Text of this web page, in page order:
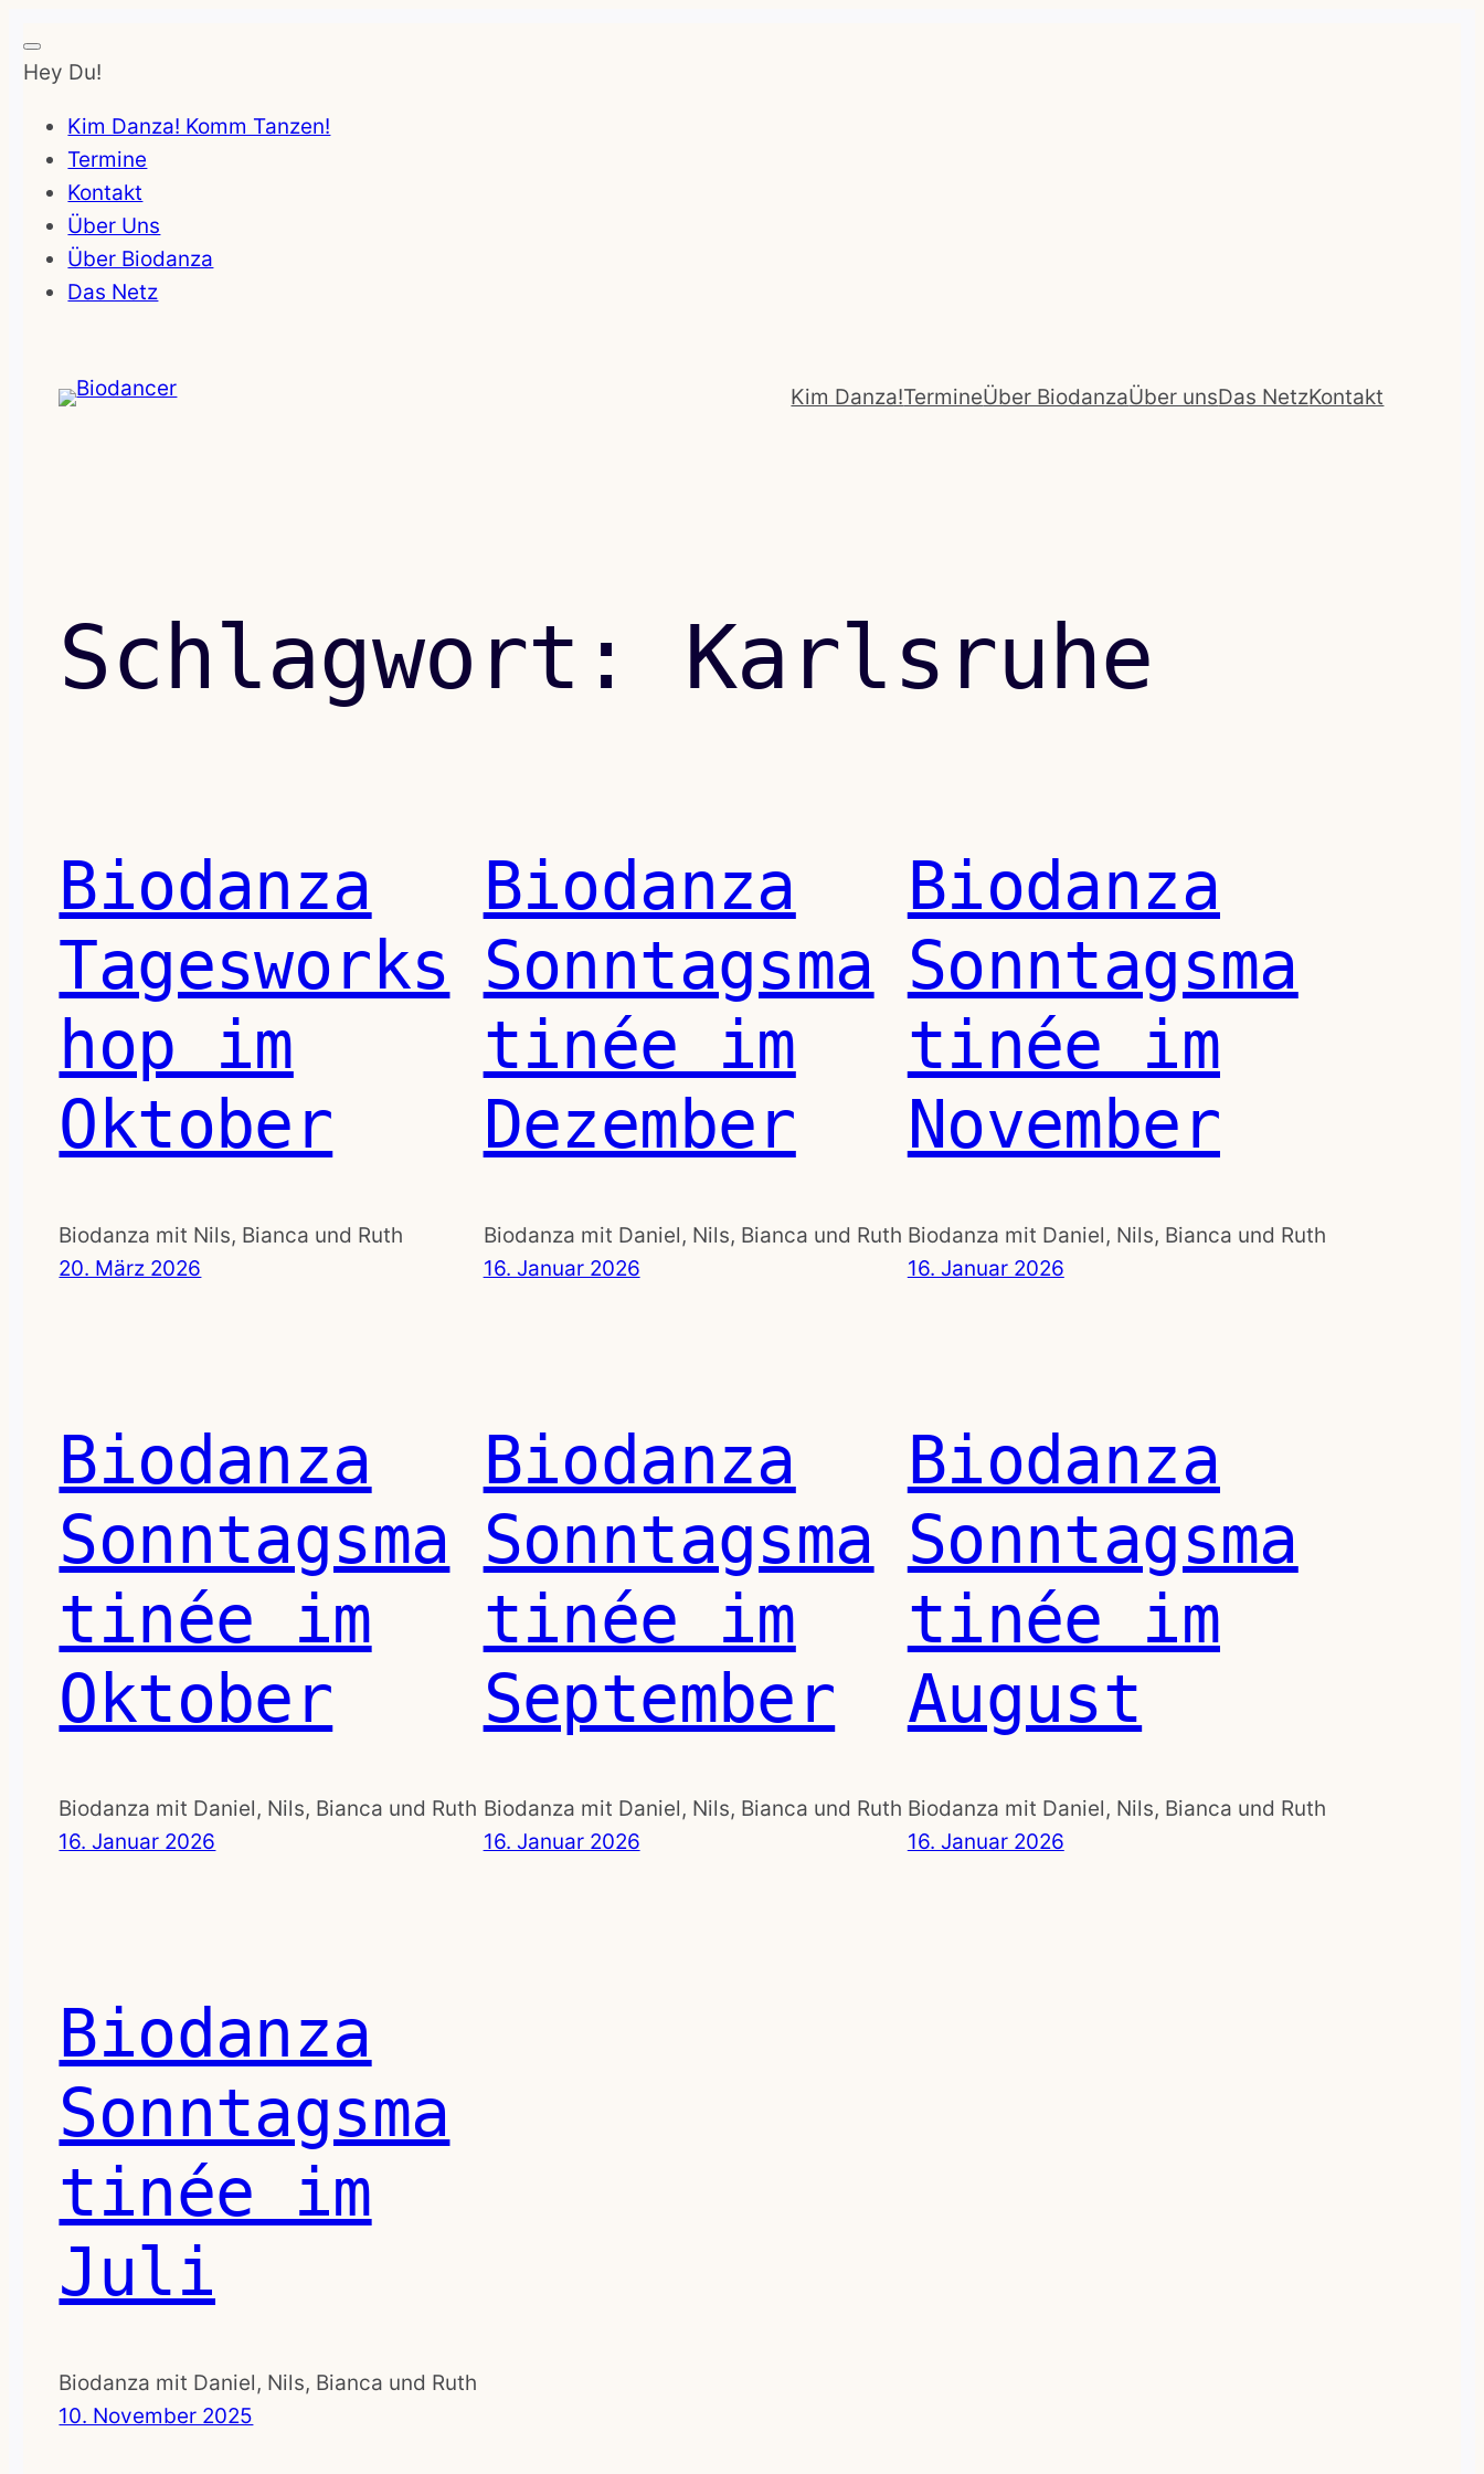
Hey Du!
Kim Danza! Komm Tanzen!
Termine
Kontakt
Über Uns
Über Biodanza
Das Netz
Inhalt
springen
Kim Danza!TermineÜber BiodanzaÜber unsDas NetzKontakt
Schlagwort: Karlsruhe
Biodanza
Tagesworks
hop im
Oktober
Biodanza mit Nils, Bianca und Ruth
20. März 2026
Biodanza
Sonntagsma
tinée im
Dezember
Biodanza mit Daniel, Nils, Bianca und Ruth
16. Januar 2026
Biodanza
Sonntagsma
tinée im
November
Biodanza mit Daniel, Nils, Bianca und Ruth
16. Januar 2026
Biodanza
Sonntagsma
tinée im
Oktober
Biodanza mit Daniel, Nils, Bianca und Ruth
16. Januar 2026
Biodanza
Sonntagsma
tinée im
September
Biodanza mit Daniel, Nils, Bianca und Ruth
16. Januar 2026
Biodanza
Sonntagsma
tinée im
August
Biodanza mit Daniel, Nils, Bianca und Ruth
16. Januar 2026
Biodanza
Sonntagsma
tinée im
Juli
Biodanza mit Daniel, Nils, Bianca und Ruth
10. November 2025